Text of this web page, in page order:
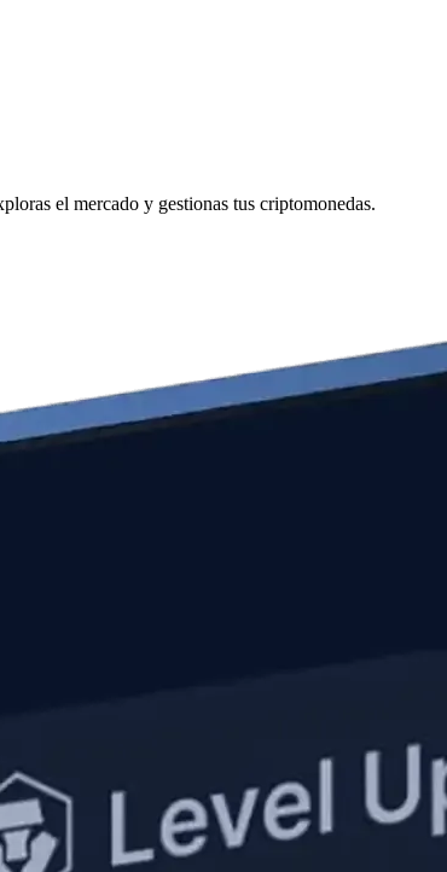
el mercado y gestionas tus criptomonedas.